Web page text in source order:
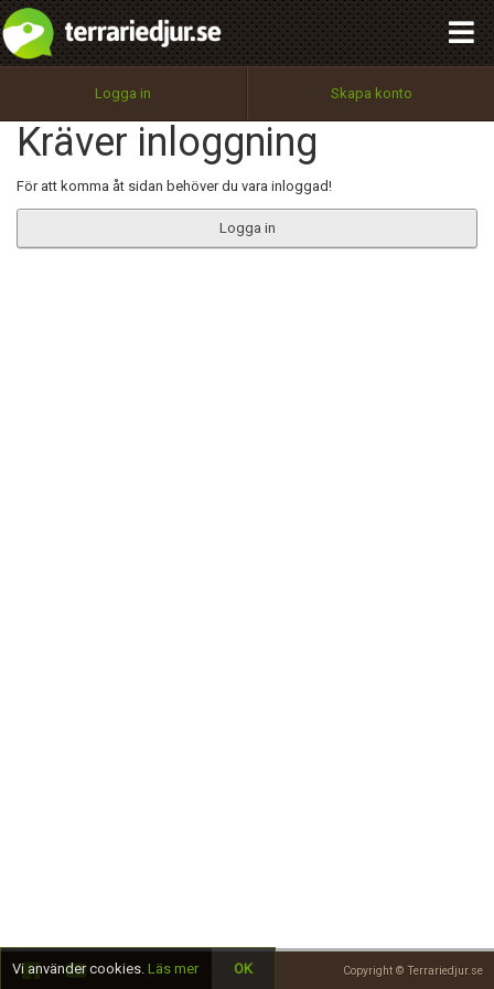
Logga in Skapa konto
Kräver inloggning
För att komma åt sidan behöver du vara inloggad!
Logga in
Copyright © Terrariedjur.se
Utför
100%
OK
integritetspolicy
Namn:
Epost:
Begär nytt lösenord
Tillbaka till förstasidan
Vi använder cookies. Läs mer OK